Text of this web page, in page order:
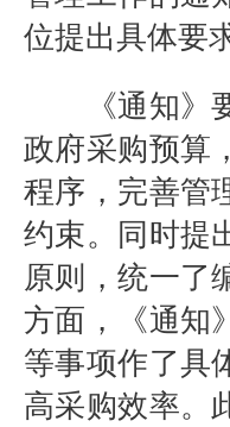
位提出具体要
《通知
政府采购预算
程序，完善管
约束。同时提
原则，统一了
方面，《通知
等事项作了具
高采购效率。